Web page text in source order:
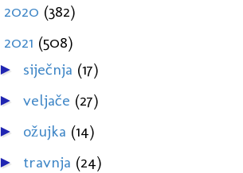
2020 (382)
2021 (508)
► siječnja (17)
► veljače (27)
► ožujka (14)
► travnja (24)